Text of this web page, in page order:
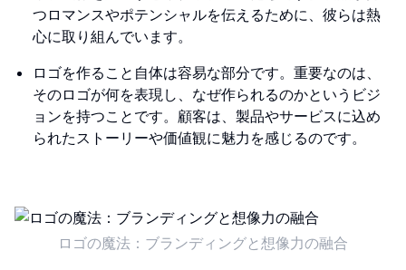
つロマンスやポテンシャルを伝えるために、彼らは熱
心に取り組んでいます。
ロゴを作ること自体は容易な部分です。重要なのは、
そのロゴが何を表現し、なぜ作られるのかというビジ
ョンを持つことです。顧客は、製品やサービスに込め
られたストーリーや価値観に魅力を感じるのです。
ロゴの魔法：ブランディングと想像力の融合